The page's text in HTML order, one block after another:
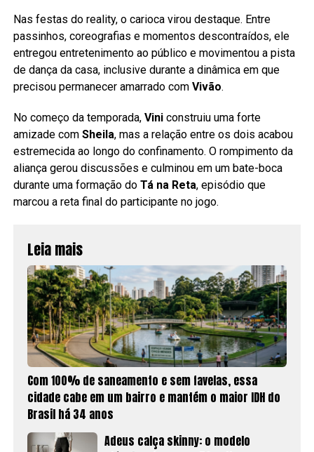
Nas festas do reality, o carioca virou destaque. Entre
passinhos, coreografias e momentos descontraídos, ele
entregou entretenimento ao público e movimentou a pista
de dança da casa, inclusive durante a dinâmica em que
precisou permanecer amarrado com Vivão.
No começo da temporada, Viniconstruiu uma forte
amizade com Sheila, mas a relação entre os dois acabou
estremecida ao longo do confinamento. O rompimento da
aliança gerou discussões e culminou em um bate-boca
durante uma formação do Tá na Reta, episódio que
marcou a reta final do participante no jogo.
Leia mais
Com 100% de saneamento e sem favelas, essa
cidade cabe em um bairro e mantém o maior IDH do
Brasil há 34 anos
Adeus calça skinny: o modelo